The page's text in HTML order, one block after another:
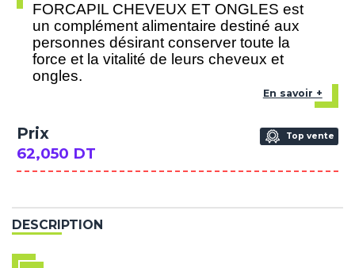
FORCAPIL CHEVEUX ET ONGLES est
un complément alimentaire destiné aux
personnes désirant conserver toute la
force et la vitalité de leurs cheveux et
ongles.
En savoir +
Prix
62,050 DT
Top vente
DESCRIPTION